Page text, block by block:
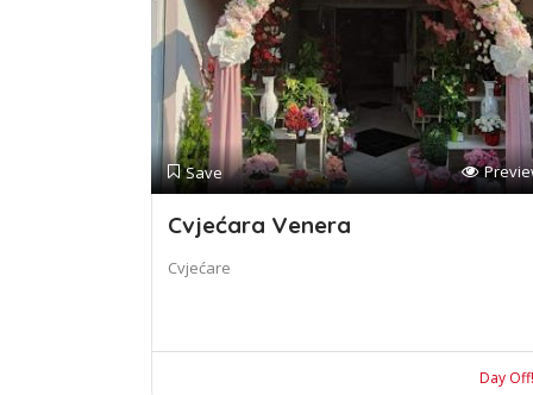
Save
Cvjećara Venera
Cvjećare
Day